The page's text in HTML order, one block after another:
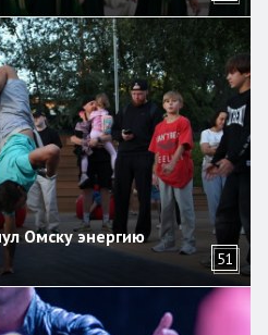
Омску энергию
51